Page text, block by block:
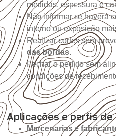
medidas, espessura e
Não informar se haverá
interno ou exposição
Realizar cortes sem
das bordas.
Fechar o pedido sem
condições de
Aplicações e perfis de
Marcenarias e